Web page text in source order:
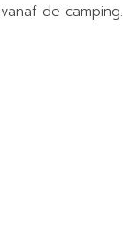
vanaf de camping.